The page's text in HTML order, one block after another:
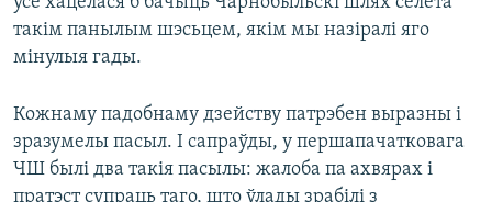
такім панылым шэсьцем, якім мы назіралі яго
мінулыя гады.
Кожнаму падобнаму дзейству патрэбен выразны і
зразумелы пасыл. І сапраўды, у першапачатковага
ЧШ былі два такія пасылы: жалоба па ахвярах і
пратэст супраць таго, што ўлады зрабілі з